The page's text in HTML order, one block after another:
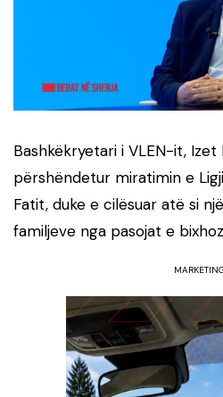
Bashkëkryetari i VLEN-it, Izet
përshëndetur miratimin e
Fatit, duke e cilësuar atë si
familjeve nga pasojat e